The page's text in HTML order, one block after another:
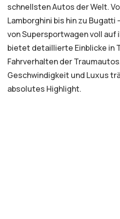
schnellsten Autos der Welt.
Lamborghini bis hin zu Bugatti
von Supersportwagen voll auf
bietet detaillierte Einblicke in
Fahrverhalten der
Geschwindigkeit und Luxus
absolutes Highlight.